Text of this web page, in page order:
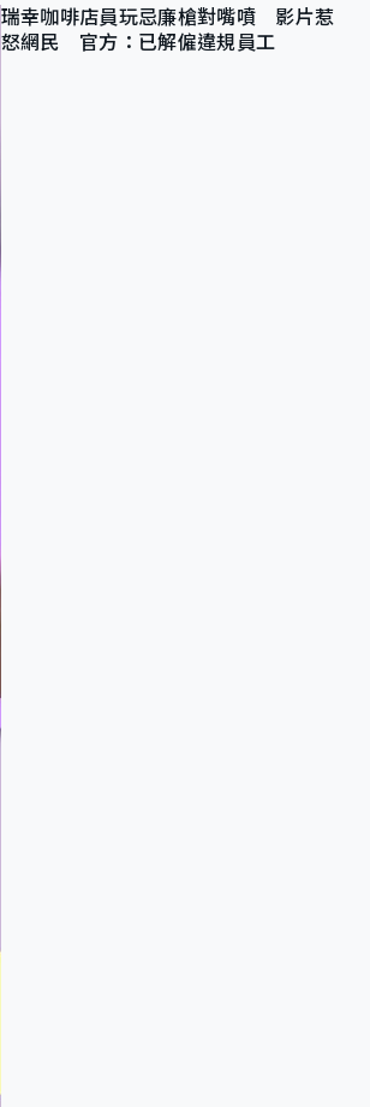
瑞幸咖啡店員玩忌廉槍對嘴噴 影片惹
怒網民 官方：已解僱違規員工